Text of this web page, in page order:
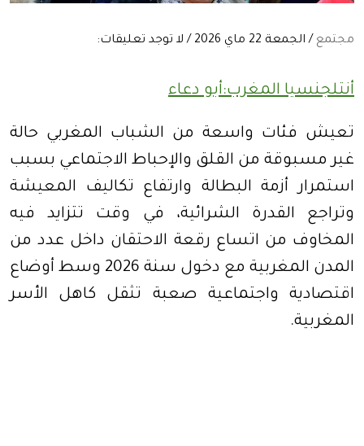
مجتمع / الجمعة 22 ماي 2026 / لا توجد تعليقات:
أنتلجنسيا المغرب:أبو دعاء
تعيش فئات واسعة من الشباب المغربي حالة
غير مسبوقة من القلق والإحباط الاجتماعي بسبب
استمرار أزمة البطالة وارتفاع تكاليف المعيشة
وتراجع القدرة الشرائية، في وقت تتزايد فيه
المخاوف من اتساع رقعة الاحتقان داخل عدد من
المدن المغربية مع دخول سنة 2026 وسط أوضاع
اقتصادية واجتماعية صعبة تثقل كاهل الأسر
المغربية.